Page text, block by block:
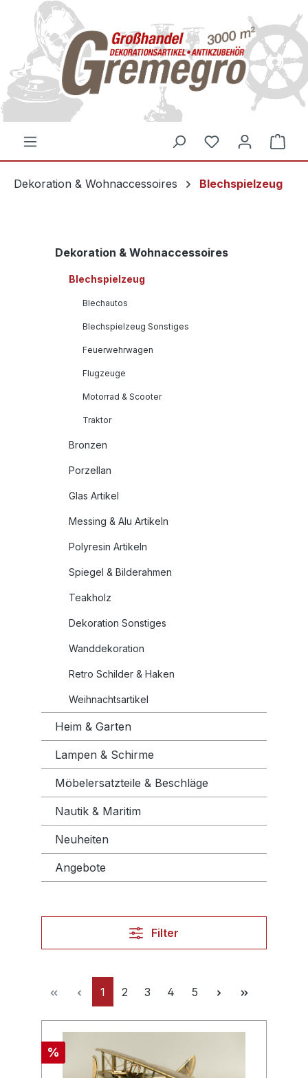
springen
Dekoration & Wohnaccessoires Blechspielzeug
Dekoration & Wohnaccessoires
Blechspielzeug
Blechautos
Blechspielzeug Sonstiges
Feuerwehrwagen
Flugzeuge
Motorrad & Scooter
Traktor
Bronzen
Porzellan
Glas Artikel
Messing & Alu Artikeln
Polyresin Artikeln
Spiegel & Bilderahmen
Teakholz
Dekoration Sonstiges
Wanddekoration
Retro Schilder & Haken
Weihnachtsartikel
Heim & Garten
Lampen & Schirme
Möbelersatzteile & Beschläge
Nautik & Maritim
Neuheiten
Angebote
Filter
1 2 3 4 5
%